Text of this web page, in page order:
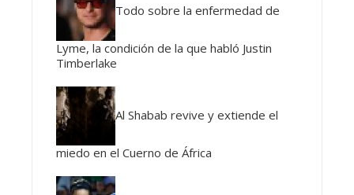
Todo sobre la enfermedad de
Lyme, la condición de la que habló Justin
Timberlake
Al Shabab revive y extiende el
miedo en el Cuerno de África